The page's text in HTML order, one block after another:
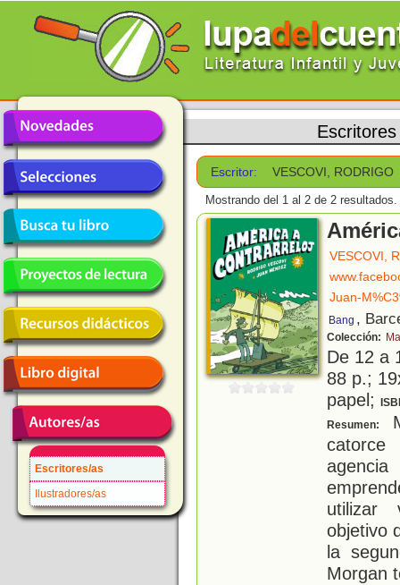
Escritores/as
Ilustradores/as
Escritores
Escritor: VESCOVI, RODRIGO
Mostrando del 1 al 2 de 2 resultados.
VESCOVI,
Juan-
Bang ,
Colección:
De 12 a
88 p.;
papel;
Resumen:
utilizar
objetivo
la
Morgan